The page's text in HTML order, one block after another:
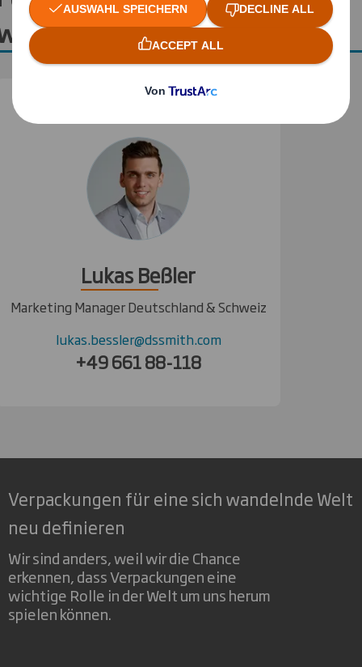
Sie sich bitte an
Lukas Beßler
Marketing Manager Deutschland & Schweiz
lukas.bessler@dssmith.com
+49 661 88-118
Verpackungen für eine sich wandelnde Welt
neu definieren
Wir sind anders, weil wir die Chance
erkennen, dass Verpackungen eine
wichtige Rolle in der Welt um uns herum
spielen können.